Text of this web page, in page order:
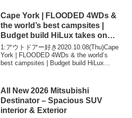
Cape York | FLOODED 4WDs &
the world’s best campsites |
Budget build HiLux takes on
the rest!
1:アウトドアー好き2020.10.08(Thu)Cape
York | FLOODED 4WDs & the world’s
best campsites | Budget build HiLux
All New 2026 Mitsubishi
Destinator – Spacious SUV
interior & Exterior